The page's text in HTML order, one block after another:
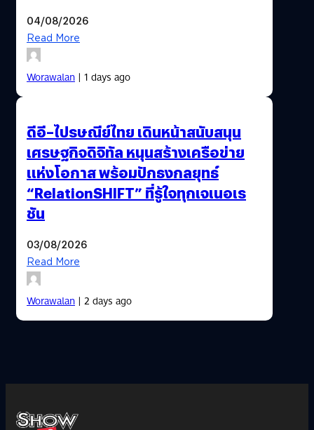
04/08/2026
Read More
Worawalan| 1 days ago
ดีอี–ไปรษณีย์ไทย เดินหน้าสนับสนุน
เศรษฐกิจดิจิทัล หนุนสร้างเครือข่าย
แห่งโอกาส พร้อมปักธงกลยุทธ์
“RelationSHIFT” ที่รู้ใจทุกเจเนอเร
ชัน
03/08/2026
Read More
Worawalan| 2 days ago